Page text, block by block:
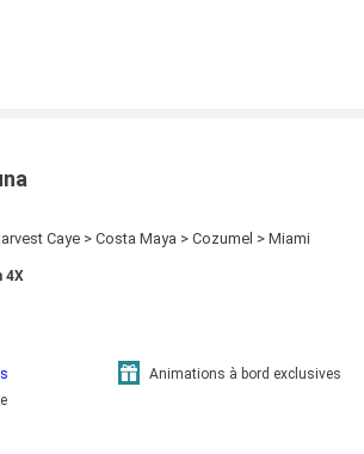
Caye > Costa Maya > Cozumel > Miami
4X
Animations à bord exclusives